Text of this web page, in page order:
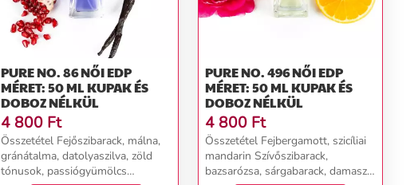
PURE NO. 86 NŐI EDP
MÉRET: 50 ML KUPAK ÉS
DOBOZ NÉLKÜL
4 800 Ft
Összetétel Fejőszibarack, málna,
gránátalma, datolyaszilva, zöld
tónusok, passiógyümölcs
PURE NO. 496 NŐI EDP
MÉRET: 50 ML KUPAK ÉS
DOBOZ NÉLKÜL
4 800 Ft
Összetétel Fejbergamott, szicíliai
mandarin Szívőszibarack,
bazsarózsa, sárgabarack, damaszt